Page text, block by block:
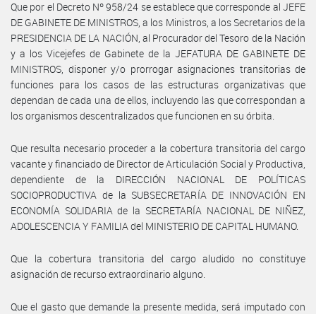
Que por el Decreto Nº 958/24 se establece que corresponde al JEFE
DE GABINETE DE MINISTROS, a los Ministros, a los Secretarios de la
PRESIDENCIA DE LA NACIÓN, al Procurador del Tesoro de la Nación
y a los Vicejefes de Gabinete de la JEFATURA DE GABINETE DE
MINISTROS, disponer y/o prorrogar asignaciones transitorias de
funciones para los casos de las estructuras organizativas que
dependan de cada una de ellos, incluyendo las que correspondan a
los organismos descentralizados que funcionen en su órbita.
Que resulta necesario proceder a la cobertura transitoria del cargo
vacante y financiado de Director de Articulación Social y Productiva,
dependiente de la DIRECCIÓN NACIONAL DE POLÍTICAS
SOCIOPRODUCTIVA de la SUBSECRETARÍA DE INNOVACIÓN EN
ECONOMÍA SOLIDARIA de la SECRETARÍA NACIONAL DE NIÑEZ,
ADOLESCENCIA Y FAMILIA del MINISTERIO DE CAPITAL HUMANO.
Que la cobertura transitoria del cargo aludido no constituye
asignación de recurso extraordinario alguno.
Que el gasto que demande la presente medida, será imputado con